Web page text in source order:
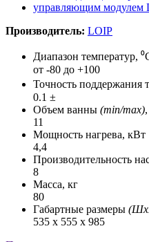
Производитель: LOIP
Диапазон температур,
от -80 до +100
Точность поддержания
0.1 ±
Объем ванны (min/max)
11
Мощность нагрева, кВт
4,4
Производительность
8
Масса, кг
80
Габартные размеры
535 х 555 х 985